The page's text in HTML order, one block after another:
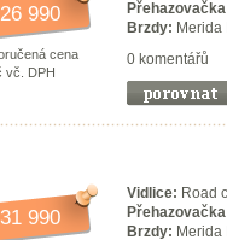
26 990
cena
vč. DPH
Brzdy: Merida
0 komentářů
31 990
Vidlice: Road
Brzdy: Merida